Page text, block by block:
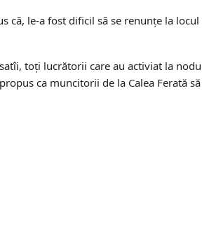
că, le-a fost dificil să se renunțe la
toți lucrătorii care au activiat la
ca muncitorii de la Calea Ferată